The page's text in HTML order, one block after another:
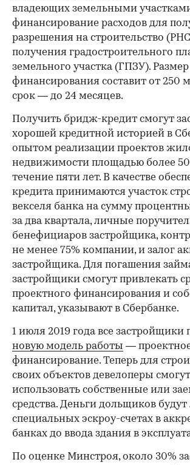
владеющих земельными
финансирование расходов для
разрешения на строительство
получения градостроительного
земельного участка (ГПЗУ). Размер
финансирования составит от 250
срок — до 24 месяцев.
Получить бридж-кредит смогут
хорошей кредитной историей в
опытом реализации проектов
недвижимости площадью более 50
течение пяти лет. В качестве
кредита принимаются участок
векселя банка на сумму
за два квартала, личные
бенефициаров застройщика,
не менее 75% компании, и залог
застройщика. Для погашения
застройщики смогут привлекать
проектного финансирования и
капитал, указывают в Сбербанке.
1 июля 2019 года все застройщики
новую модель работы —
финансирование. Теперь для
своих объектов девелоперы смогут
использовать собственные или
средства. Деньги дольщиков
специальных эскроу-счетах в
банках до ввода здания в
По оценке Минстроя, около 30%